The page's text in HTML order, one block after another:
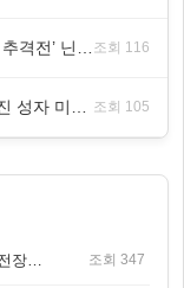
조회 116
조회 105
조회 347